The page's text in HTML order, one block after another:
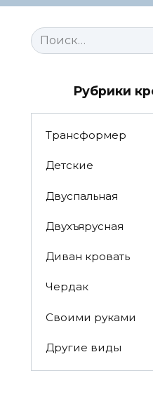
Search
for:
Рубрики
Трансформер
Детские
Двуспальная
Двухъярусная
Диван кровать
Чердак
Своими руками
Другие виды